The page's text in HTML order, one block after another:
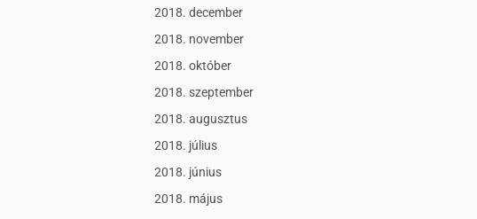
2018. december
2018. november
2018. október
2018. szeptember
2018. augusztus
2018. július
2018. június
2018. május